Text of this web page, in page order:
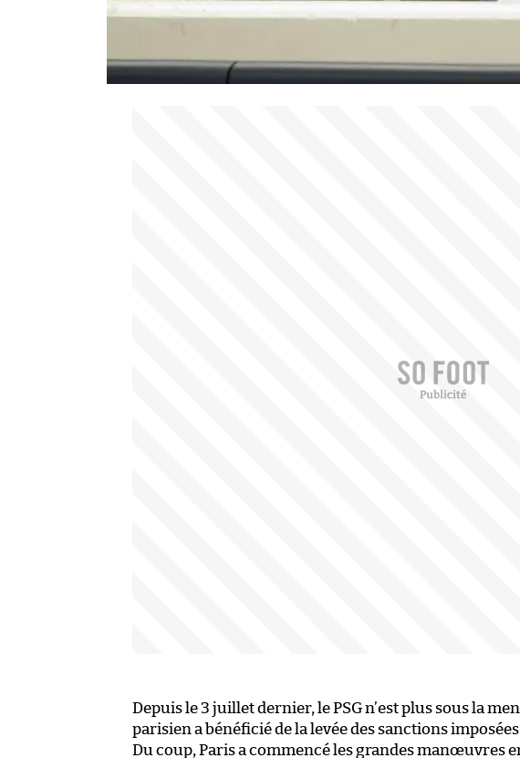
Depuis le 3 juillet dernier, le PSG n’est plus sous la
parisien a bénéficié de la levée des sanctions imposées
Du coup, Paris a commencé les grandes manœuvres